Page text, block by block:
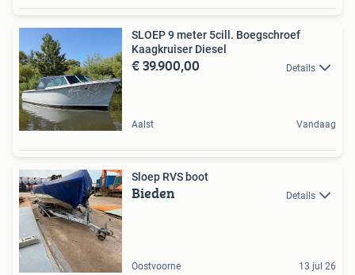
SLOEP 9 meter 5cill. Boegschroef
Kaagkruiser Diesel
€ 39.900,00 Details
Aalst Vandaag
Sloep RVS boot
Bieden Details
Oostvoorne 13 jul 26